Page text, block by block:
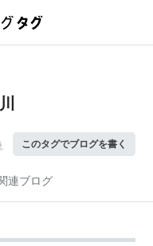
このタグでブログを書く
連ブログ